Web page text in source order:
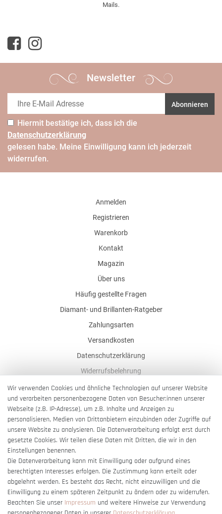
Mails.
Newsletter
Abonnieren
Hiermit bestätige ich, dass ich die
Daten­schutz­erklärung
gelesen habe. Meine Einwilligung kann ich jederzeit
widerrufen.
Anmelden
Registrieren
Warenkorb
Kontakt
Magazin
Über uns
Häufig gestellte Fragen
Diamant- und Brillanten-Ratgeber
Zahlungsarten
Versandkosten
Datenschutzerklärung
Widerrufsbelehrung
AGB
Impressum
Barrierefreiheitserklärung
Vertrag widerrufen
Wir verwenden Cookies und ähnliche Technologien auf unserer Website
und verarbeiten personenbezogene Daten von Besucher:innen unserer
Webseite (z.B. IP-Adresse), um z.B. Inhalte und Anzeigen zu
personalisieren, Medien von Drittanbietern einzubinden oder Zugriffe auf
unsere Website zu analysieren. Die Datenverarbeitung erfolgt erst durch
gesetzte Cookies. Wir teilen diese Daten mit Dritten, die wir in den
Einstellungen benennen.
Die Datenverarbeitung kann mit Einwilligung oder aufgrund eines
berechtigten Interesses erfolgen. Die Zustimmung kann erteilt oder
abgelehnt werden. Es besteht das Recht, nicht einzuwilligen und die
Einwilligung zu einem späteren Zeitpunkt zu ändern oder zu widerrufen.
Beachten Sie unser Impressum und weitere Hinweise zur Verwendung